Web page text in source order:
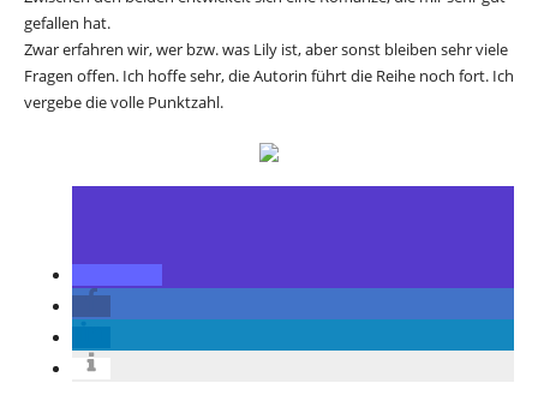
gefallen hat.
Zwar erfahren wir, wer bzw. was Lily ist, aber sonst bleiben sehr viele
Fragen offen. Ich hoffe sehr, die Autorin führt die Reihe noch fort. Ich
vergebe die volle Punktzahl.